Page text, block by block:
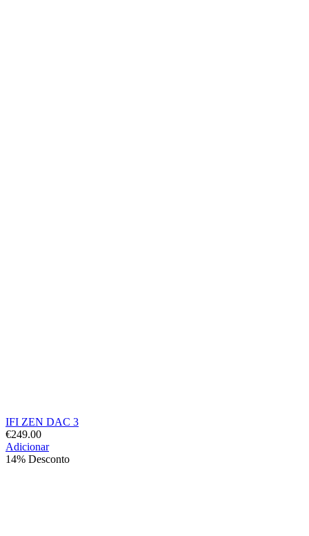
IFI ZEN DAC 3
€249.00
Adicionar
14% Desconto